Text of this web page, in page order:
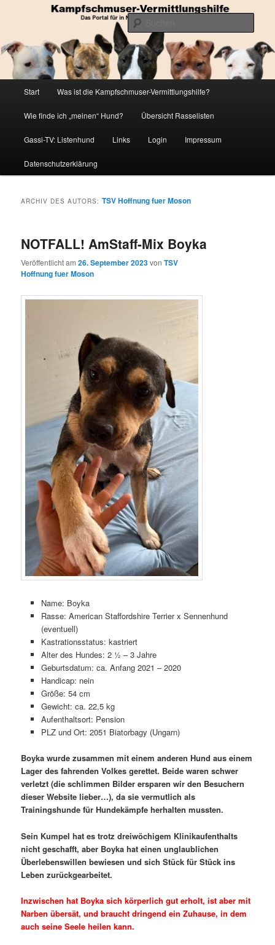
springen
springenKampfschmuser-Vermittlungshilfe
Die Datenbank für in Not geratene Listenhunde
Start Was ist die Kampfschmuser-Vermittlungshilfe?
Wie finde ich „meinen“ Hund? Übersicht Rasselisten
Gassi-TV: Listenhund Links Login Impressum
Datenschutzerklärung
ARCHIV DES AUTORS:TSV Hoffnung fuer Moson
NOTFALL! AmStaff-Mix Boyka
Veröffentlicht am26. September 2023vonTSV
Hoffnung fuer Moson
Name: Boyka
Rasse: American Staffordshire Terrier x Sennenhund
(eventuell)
Kastrationsstatus: kastriert
Alter des Hundes: 2 ½ – 3 Jahre
Geburtsdatum: ca. Anfang 2021 – 2020
Handicap: nein
Größe: 54 cm
Gewicht: ca. 22,5 kg
Aufenthaltsort: Pension
PLZ und Ort: 2051 Biatorbagy (Ungarn)
Boyka wurde zusammen mit einem anderen Hund aus einem
Lager des fahrenden Volkes gerettet. Beide waren schwer
verletzt (die schlimmen Bilder ersparen wir den Besuchern
dieser Website lieber…), da sie vermutlich als
Trainingshunde für Hundekämpfe herhalten mussten.
Sein Kumpel hat es trotz dreiwöchigem Klinikaufenthalts
nicht geschafft, aber Boyka hat einen unglaublichen
Überlebenswillen bewiesen und sich Stück für Stück ins
Leben zurückgearbeitet.
Inzwischen hat Boyka sich körperlich gut erholt, ist aber mit
Narben übersät, und braucht dringend ein Zuhause, in dem
auch seine Seele heilen kann.